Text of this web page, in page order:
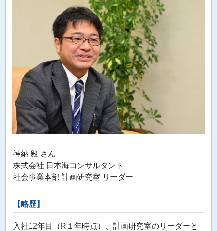
神納 毅 さん
株式会社 日本海コンサルタント
社会事業本部 計画研究室 リーダー
【略歴】
入社12年目（R１年時点）、計画研究室のリーダーと